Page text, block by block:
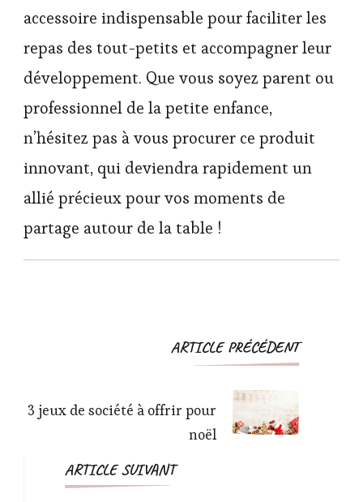
accessoire indispensable pour faciliter les
repas des tout-petits et accompagner leur
développement. Que vous soyez parent ou
professionnel de la petite enfance,
n’hésitez pas à vous procurer ce produit
innovant, qui deviendra rapidement un
allié précieux pour vos moments de
partage autour de la table !
Navigation
ARTICLE PRÉCÉDENT
3 jeux de société à offrir pour
noël
ARTICLE SUIVANT